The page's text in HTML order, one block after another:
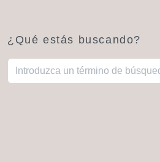
¿Qué estás buscando?
Cuando hay resultados